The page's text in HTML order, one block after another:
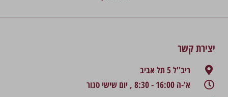
יצירת קשר
ריב''ל 5 תל אביב
א'-ה 16:00 - 8:30 , יום שישי סגור